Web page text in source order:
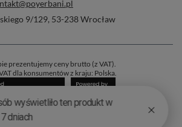
9/129, 53-238Wrocław
prezentujemy ceny brutto (z VAT).
dla konsumentów z kraju: Polska.